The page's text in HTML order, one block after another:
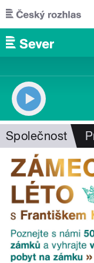
Přejít k hlavnímu
Společnost